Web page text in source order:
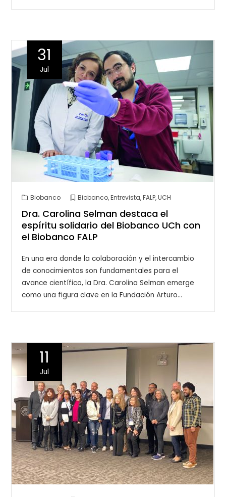
31
Jul
Biobanco Biobanco,Entrevista,FALP,UCH
Dra. Carolina Selman destaca el
espíritu solidario del Biobanco UCh con
el Biobanco FALP
En una era donde la colaboración y el intercambio
de conocimientos son fundamentales para el
avance científico, la Dra. Carolina Selman emerge
como una figura clave en la Fundación Arturo…
11
Jul